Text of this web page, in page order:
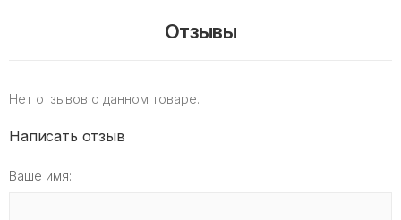
Отзывы
Нет отзывов о данном товаре.
Написать отзыв
Ваше имя: